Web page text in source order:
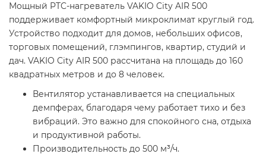
Мощный PTC-нагреватель VAKIO City AIR 500
поддерживает комфортный микроклимат круглый год.
Устройство подходит для домов, небольших офисов,
торговых помещений, глэмпингов, квартир, студий и
дач. VAKIO City AIR 500 рассчитана на площадь до 160
квадратных метров и до 8 человек.
Вентилятор устанавливается на специальных
демпферах, благодаря чему работает тихо и без
вибраций. Это важно для спокойного сна, отдыха
и продуктивной работы.
Производительность до 500 м³/ч.